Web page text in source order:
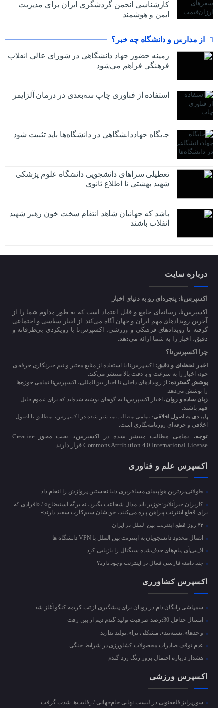
کارشناسی انجمن گردشگری ایران برای مدیریت
ایمن و هوشمند
از مدارس و دانشگاه چه خبر؟
زمینه حضور جهاد دانشگاهی در شورای عالی انقلاب
فرهنگی فراهم می‌شود
استفاده از فناوری چاپ سه‌بعدی در درمان آلزایمر
جایگاه جهاددانشگاهی در دانشگاه‌ها باید تثبیت شود
تعطیلی سراهای دانشجویی دانشگاه علوم پزشکی
شهید بهشتی تا اطلاع ثانوی
باشد که جهانیان شاهد انتقام سخت خون رهبر شهید
انقلاب باشند
درباره سایت
اکسپرس‌نا: پنجره‌ای رو به دنیای اخبار
اکسپرس‌نا، رسانه‌ای جامع و قابل اعتماد است که به طور مداوم شما را از
آخرین رویدادهای مهم ایران و جهان آگاه می‌کند. از اخبار سیاسی و اجتماعی
گرفته تا رویدادهای فرهنگی و ورزشی، اکسپرس‌نا با رویکردی بی‌طرفانه و
دقیق، اخبار را به شما ارائه می‌دهد.
چرا اکسپرس‌نا؟
اخبار لحظه‌ای و دقیق: اکسپرس‌نا با استفاده از منابع معتبر و تیم خبرنگاری حرفه‌ای
خود، اخبار را به سرعت و با دقت بالا منتشر می‌کند.
پوشش گسترده: از رویدادهای داخلی تا اخبار بین‌المللی، اکسپرس‌نا تمامی حوزه‌ها
را پوشش می‌دهد.
زبان ساده و روان: اخبار اکسپرس‌نا به گونه‌ای نوشته شده‌اند که برای عموم قابل
فهم باشند.
پایبندی به اصول اخلاقی: تمامی مطالب منتشر شده در اکسپرس‌نا مطابق با اصول
اخلاقی و حرفه‌ای روزنامه‌نگاری است.
توجه:
تمامی مطالب منتشر شده در اکسپرس‌نا تحت مجوز Creative
Commons Attribution 4.0 International License قرار دارند.
اکسپرس علم و فناوری
طولانی‌بردترین هواپیمای مسافربری دنیا نخستین پروازش را انجام داد
کاربران خبرآنلاین:«وزیر باید مدال شجاعت بگیرد، نه برگه استیضاح» / «افرادی که
برای قطع اینترنت پیراهن پاره می‌کنند، خودشان سیم‌کارت سفید دارند»
۴۲ روز قطع اینترنت بین الملل در ایران
اتصال محدود دانشجویان به اینترنت بین الملل با VPN دانشگاه ها
اف‌بی‌آی پیام‌های حذف‌شده سیگنال را بازیابی کرد
چند دامنه فارسی فعال در اینترنت وجود دارد؟
اکسپرس کشاورزی
سمپاشی رایگان دام در رودان برای پیشگیری از تب کریمه کنگو آغاز شد
امسال حداقل 30درصد ظرفیت تولید گندم دیم از بین رفت
واحد‌های بسته‌بندی مشکلی برای تولید ندارند
عدم توقف صادرات محصولات کشاورزی در شرایط جنگی
هشدار درباره احتمال بروز زنگ زرد گندم
اکسپرس ورزشی
سورپرایز قلعه‌نویی در لیست نهایی جام‌جهانی / رقابت‌ها شدت گرفت